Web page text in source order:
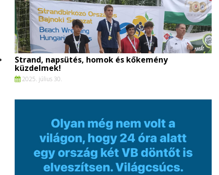
Strand, napsütés, homok és kőkemény
küzdelmek!
2025. július 30.